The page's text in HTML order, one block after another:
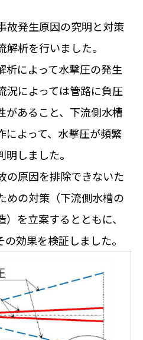
故発生原因の究明と対策
析を行いました。
析によって水撃圧の発生
況によっては管路に負圧
があること、下流側水槽
によって、水撃圧が頻繁
しました。
の原因を排除できないた
めの対策（下流側水槽の
を立案するとともに、
効果を検証しました。